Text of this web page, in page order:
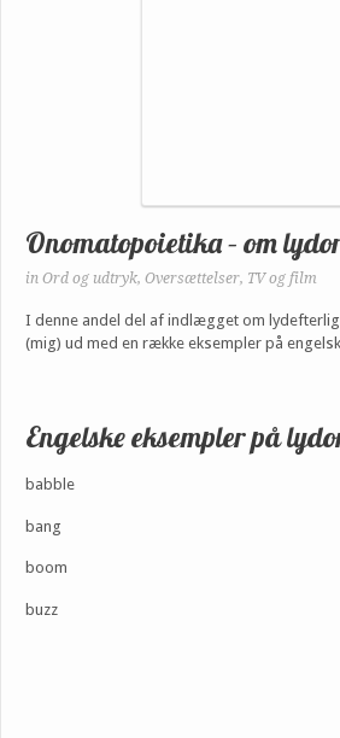
Onomatopoietika – om
in Ord og udtryk, Oversættelser, TV og film
I denne andel del af indlægget om
(mig) ud med en række eksempler på
Engelske eksempler på
babble
bang
boom
buzz